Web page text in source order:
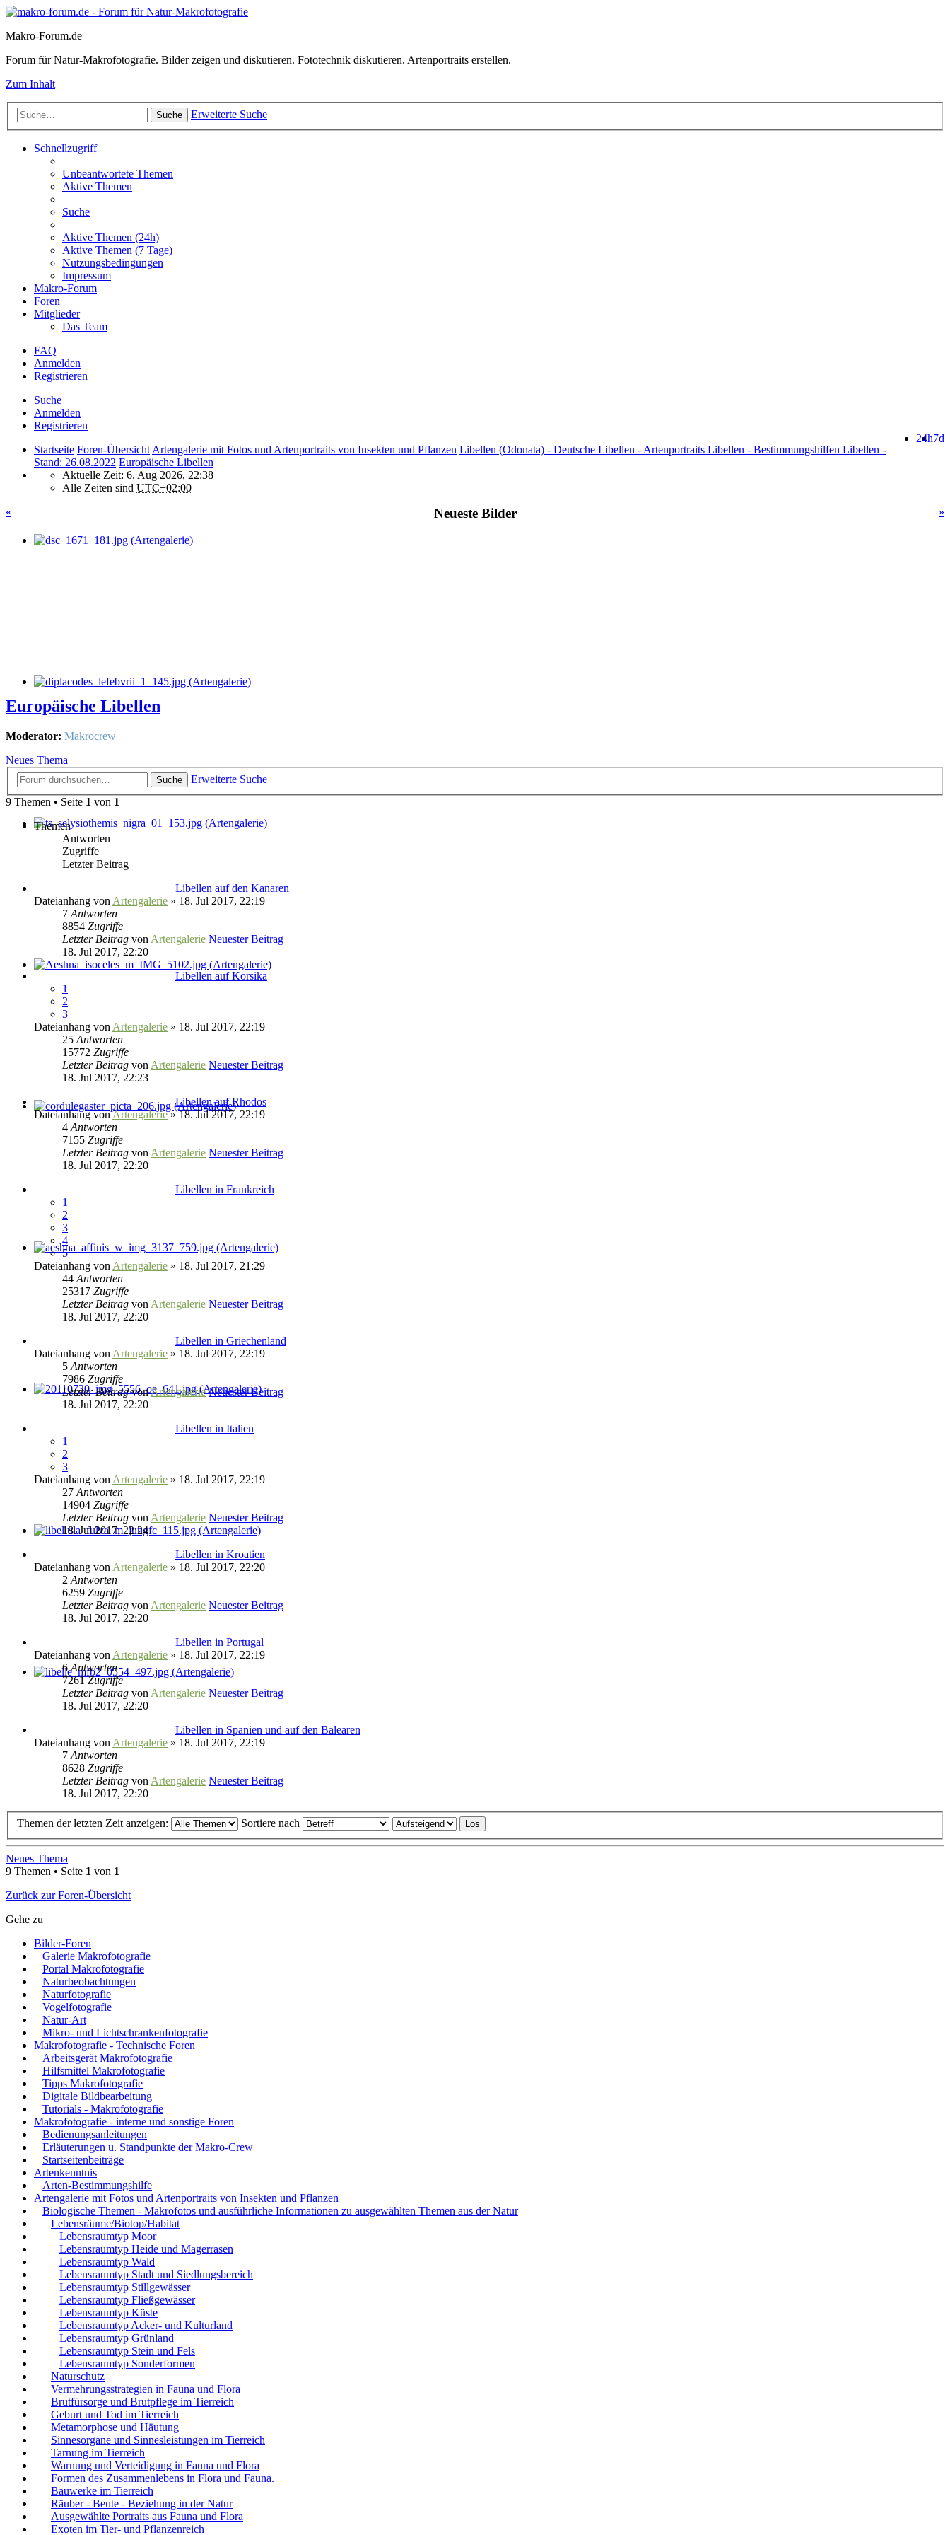
Makro-Forum.de
Forum für Natur-Makrofotografie. Bilder zeigen und diskutieren. Fototechnik diskutieren. Artenportraits erstellen.
Zum Inhalt
Suche Erweiterte Suche
Schnellzugriff
Unbeantwortete Themen
Aktive Themen
Suche
Aktive Themen (24h)
Aktive Themen (7 Tage)
Nutzungsbedingungen
Impressum
Makro-Forum
Foren
Mitglieder
Das Team
FAQ
Anmelden
Registrieren
Suche
Anmelden
Registrieren
7d
24h
Startseite Foren-Übersicht Artengalerie mit Fotos und Artenportraits von Insekten und Pflanzen Libellen (Odonata) - Deutsche Libellen - Artenportraits Libellen - Bestimmungshilfen Libellen -
Stand: 26.08.2022 Europäische Libellen
Aktuelle Zeit: 6. Aug 2026, 22:38
Alle Zeiten sind UTC+02:00
«
»
Neueste Bilder
Europäische Libellen
Moderator: Makrocrew
Neues Thema
Suche
Erweiterte Suche
9 Themen • Seite 1 von 1
Themen
Antworten
Zugriffe
Letzter Beitrag
Libellen auf den Kanaren
Dateianhang von Artengalerie » 18. Jul 2017, 22:19
7 Antworten
8854 Zugriffe
Letzter Beitrag von Artengalerie Neuester Beitrag
18. Jul 2017, 22:20
Libellen auf Korsika
1
2
3
Dateianhang von Artengalerie » 18. Jul 2017, 22:19
25 Antworten
15772 Zugriffe
Letzter Beitrag von Artengalerie Neuester Beitrag
18. Jul 2017, 22:23
Libellen auf Rhodos
DateianhangvonArtengalerie» 18. Jul 2017, 22:19
4 Antworten
7155 Zugriffe
Letzter Beitrag von Artengalerie Neuester Beitrag
18. Jul 2017, 22:20
Libellen in Frankreich
1
2
3
4
5
Dateianhang von Artengalerie » 18. Jul 2017, 21:29
44 Antworten
25317 Zugriffe
Letzter Beitrag von Artengalerie Neuester Beitrag
18. Jul 2017, 22:20
Libellen in Griechenland
Dateianhang von Artengalerie » 18. Jul 2017, 22:19
5 Antworten
7986 Zugriffe
Letzter BeitragvonArtengalerie Neuester Beitrag
18. Jul 2017, 22:20
Libellen in Italien
1
2
3
Dateianhang von Artengalerie » 18. Jul 2017, 22:19
27 Antworten
14904 Zugriffe
Letzter Beitrag von Artengalerie Neuester Beitrag
18. Jul 2017, 22:24
Libellen in Kroatien
Dateianhang von Artengalerie » 18. Jul 2017, 22:20
2 Antworten
6259 Zugriffe
Letzter Beitrag von Artengalerie Neuester Beitrag
18. Jul 2017, 22:20
Libellen in Portugal
Dateianhang von Artengalerie » 18. Jul 2017, 22:19
6Antworten
7261Zugriffe
Letzter Beitrag von Artengalerie Neuester Beitrag
18. Jul 2017, 22:20
Libellen in Spanien und auf den Balearen
Dateianhang von Artengalerie » 18. Jul 2017, 22:19
7 Antworten
8628 Zugriffe
Letzter Beitrag von Artengalerie Neuester Beitrag
18. Jul 2017, 22:20
Themen der letzten Zeit anzeigen: Sortiere nach
Neues Thema
9 Themen • Seite 1 von 1
Zurück zur Foren-Übersicht
Gehe zu
Bilder-Foren
Galerie Makrofotografie
Portal Makrofotografie
Naturbeobachtungen
Naturfotografie
Vogelfotografie
Natur-Art
Mikro- und Lichtschrankenfotografie
Makrofotografie - Technische Foren
Arbeitsgerät Makrofotografie
Hilfsmittel Makrofotografie
Tipps Makrofotografie
Digitale Bildbearbeitung
Tutorials - Makrofotografie
Makrofotografie - interne und sonstige Foren
Bedienungsanleitungen
Erläuterungen u. Standpunkte der Makro-Crew
Startseitenbeiträge
Artenkenntnis
Arten-Bestimmungshilfe
Artengalerie mit Fotos und Artenportraits von Insekten und Pflanzen
Biologische Themen - Makrofotos und ausführliche Informationen zu ausgewählten Themen aus der Natur
Lebensräume/Biotop/Habitat
Lebensraumtyp Moor
Lebensraumtyp Heide und Magerrasen
Lebensraumtyp Wald
Lebensraumtyp Stadt und Siedlungsbereich
Lebensraumtyp Stillgewässer
Lebensraumtyp Fließgewässer
Lebensraumtyp Küste
Lebensraumtyp Acker- und Kulturland
Lebensraumtyp Grünland
Lebensraumtyp Stein und Fels
Lebensraumtyp Sonderformen
Naturschutz
Vermehrungsstrategien in Fauna und Flora
Brutfürsorge und Brutpflege im Tierreich
Geburt und Tod im Tierreich
Metamorphose und Häutung
Sinnesorgane und Sinnesleistungen im Tierreich
Tarnung im Tierreich
Warnung und Verteidigung in Fauna und Flora
Formen des Zusammenlebens in Flora und Fauna.
Bauwerke im Tierreich
Räuber - Beute - Beziehung in der Natur
Ausgewählte Portraits aus Fauna und Flora
Exoten im Tier- und Pflanzenreich